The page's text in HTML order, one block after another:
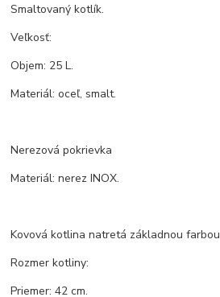
Smaltovaný kotlík.
Veľkosť:
Objem: 25 L.
Materiál: oceľ, smalt.
Nerezová pokrievka
Materiál: nerez INOX.
Kovová kotlina natretá základnou farbou
Rozmer kotliny:
Priemer: 42 cm.